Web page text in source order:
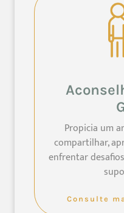
Propicia um
compartilhar,
enfrentar
Consulte